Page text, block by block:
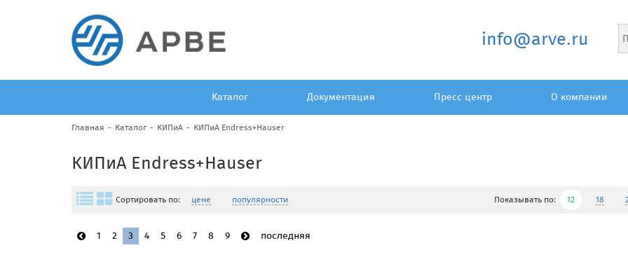
info@arve.ru
Каталог Документация Пресс центр О компании
Главная Каталог КИПиА КИПиА Endress+Hauser
КИПиА Endress+Hauser
Сортировать по: цене популярности Показывать по: 12 18
1 2 3 4 5 6 7 8 9 последняя